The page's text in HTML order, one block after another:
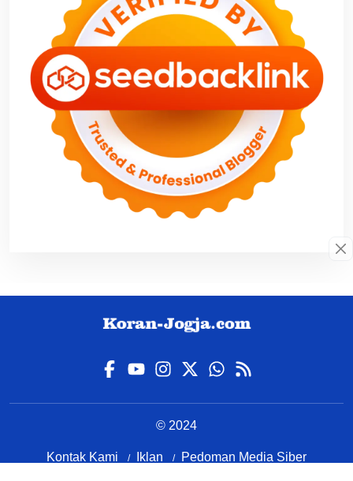
© 2024
Kontak Kami Iklan Pedoman Media Siber